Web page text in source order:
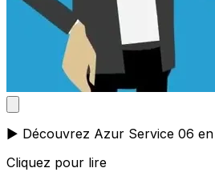
▶️ Découvrez Azur Service 06 en
Cliquez pour lire